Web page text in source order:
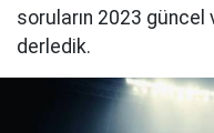
soruların 2023 güncel
derledik.